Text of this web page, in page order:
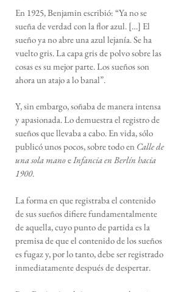
En 1925, Benjamin escribió: “Ya no se
sueña de verdad con la flor azul. […] El
sueño ya no abre una azul lejanía. Se ha
vuelto gris. La capa gris de polvo sobre las
cosas es su mejor parte. Los sueños son
ahora un atajo a lo banal”.
Y, sin embargo, soñaba de manera intensa
y apasionada. Lo demuestra el registro de
sueños que llevaba a cabo. En vida, sólo
publicó unos pocos, sobre todo en Calle de
una sola manoeInfancia en Berlín hacia
1900.
La forma en que registraba el contenido
de sus sueños difiere fundamentalmente
de aquella, cuyo punto de partida es la
premisa de que el contenido de los sueños
es fugaz y, por lo tanto, debe ser registrado
inmediatamente después de despertar.